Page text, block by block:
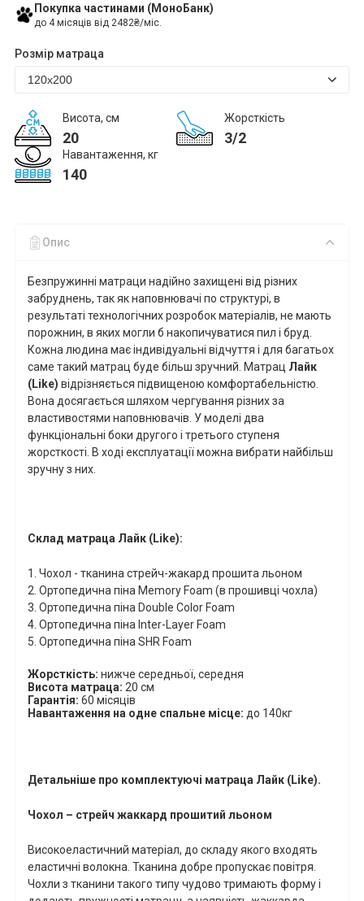
Покупка частинами (МоноБанк)
до 4 місяців від 2482₴/міс.
Розмір матраца
Висота, см
20
Жорсткість
3/2
Навантаження, кг
140
Опис
Безпружинні матраци надійно захищені від різних
забруднень, так як наповнювачі по структурі, в
результаті технологічних розробок матеріалів, не мають
порожнин, в яких могли б накопичуватися пил і бруд.
Кожна людина має індивідуальні відчуття і для багатьох
саме такий матрац буде більш зручний. Матрац Лайк
(Like) відрізняється підвищеною комфортабельністю.
Вона досягається шляхом чергування різних за
властивостями наповнювачів. У моделі два
функціональні боки другого і третього ступеня
жорсткості. В ході експлуатації можна вибрати найбільш
зручну з них.
Склад матраца Лайк (Like):
1. Чохол - тканина стрейч-жакард прошита льоном
2. Ортопедична піна MemoryFoam (в прошивці чохла)
3. Ортопедична піна Double ColorFoam
4. Ортопедична піна Inter-Layer Foam
5. Ортопедична піна SHR Foam
Жорсткість: нижче середньої, середня
Висота матраца: 20 см
Гарантія: 60 місяців
Навантаження на одне спальне місце: до 140кг
Детальніше про комплектуючі матраца Лайк (Like).
Чохол – стрейч жаккард прошитий льоном
Високоеластичний матеріал, до складу якого входять
еластичні волокна. Тканина добре пропускає повітря.
Чохли з тканини такого типу чудово тримають форму і